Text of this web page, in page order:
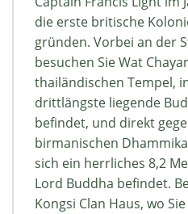
die erste britische
gründen. Vorbei an der
besuchen Sie Wat
thailändischen Tempel,
drittlängste liegende
befindet, und direkt
birmanischen
sich ein herrliches 8,2
Lord Buddha befindet.
Kongsi Clan Haus, wo